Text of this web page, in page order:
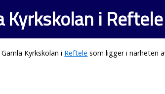
Kyrkskolan i Reftele
Kyrkskolan i Reftele som ligger i närheten